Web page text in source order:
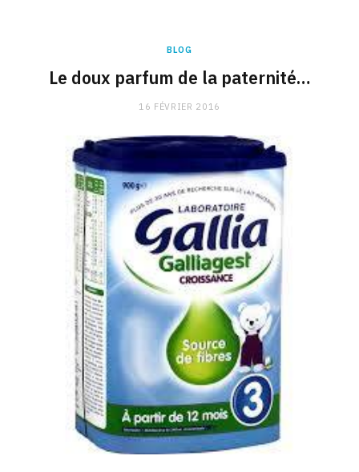
BLOG
Le doux parfum de la paternité…
16 FÉVRIER 2016